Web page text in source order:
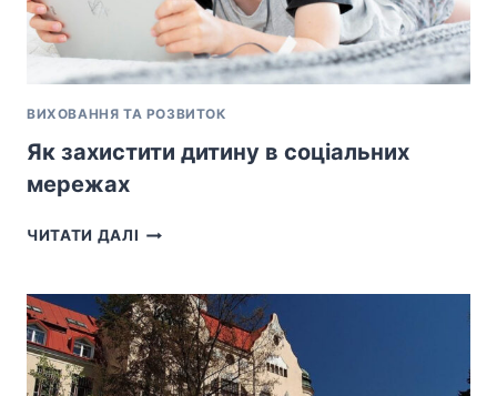
ВИХОВАННЯ ТА РОЗВИТОК
Як захистити дитину в соціальних
мережах
ЧИТАТИ ДАЛІ ЯК
В
СОЦІАЛЬНИХ
МЕРЕЖАХ